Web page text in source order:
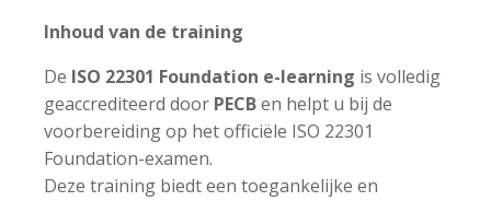
Inhoud van de training
De ISO 22301 Foundation e-learning is volledig
geaccrediteerd door PECBen helpt u bij de
voorbereiding op het officiële ISO 22301
Foundation-examen.
Deze training biedt een toegankelijke en